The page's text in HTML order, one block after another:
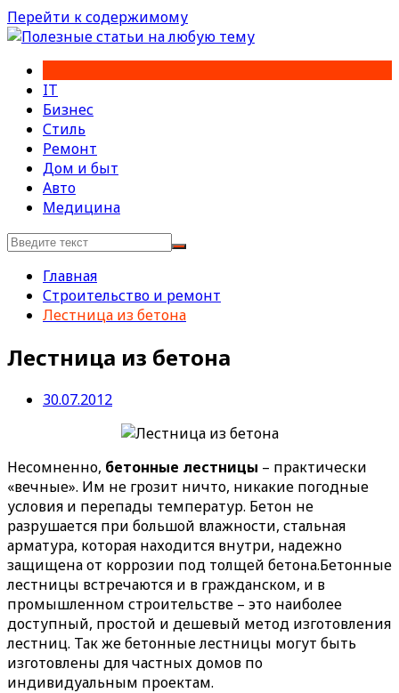
Перейти к содержимому
IT
Бизнес
Стиль
Ремонт
Дом и быт
Авто
Медицина
Главная
Строительство и ремонт
Лестница из бетона
Лестница из бетона
30.07.2012
Несомненно, бетонные лестницы – практически
«вечные». Им не грозит ничто, никакие погодные
условия и перепады температур. Бетон не
разрушается при большой влажности, стальная
арматура, которая находится внутри, надежно
защищена от коррозии под толщей бетона.Бетонные
лестницы встречаются и в гражданском, и в
промышленном строительстве – это наиболее
доступный, простой и дешевый метод изготовления
лестниц. Так же бетонные лестницы могут быть
изготовлены для частных домов по
индивидуальным проектам.